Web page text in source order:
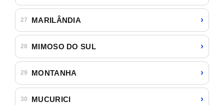
27 MARILÂNDIA ›
28 MIMOSO DO SUL ›
29 MONTANHA ›
30 MUCURICI ›